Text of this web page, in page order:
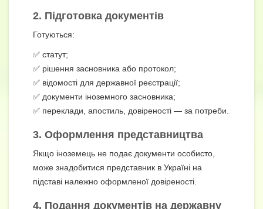
2. Підготовка документів
Готуються:
✅ статут;
✅ рішення засновника або протокол;
✅ відомості для державної реєстрації;
✅ документи іноземного засновника;
✅ переклади, апостиль, довіреності — за потреби.
3. Оформлення представництва
Якщо іноземець не подає документи особисто,
може знадобитися представник в Україні на
підставі належно оформленої довіреності.
4. Подання документів на державну